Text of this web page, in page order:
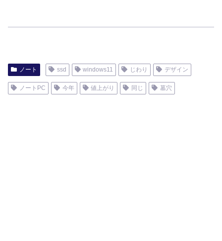
ノート ssd windows11 じわり デザイン
ノートPC 今年 値上がり 同じ 墓穴